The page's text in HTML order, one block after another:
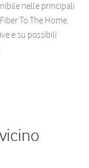
nelle principali
To The Home.
e su possibili